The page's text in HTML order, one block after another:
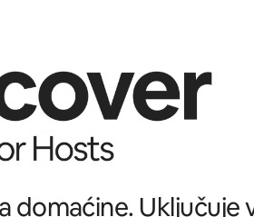
domaćine. Uključuje